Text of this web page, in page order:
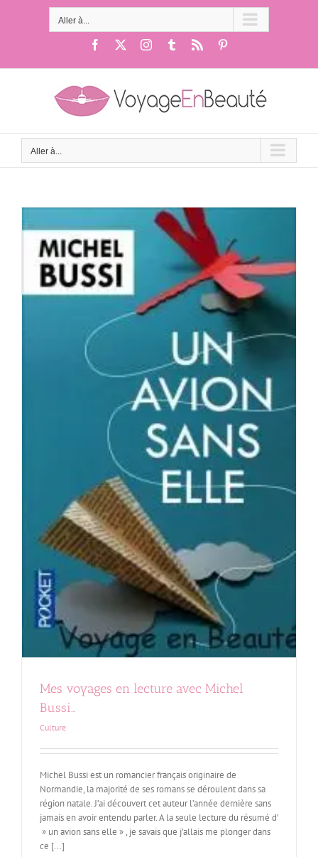
Aller à...
Facebook Instagram
Tumblr
Aller à...
Mes voyages en lecture avec Michel
Bussi…
Culture
Michel Bussi est un romancier français originaire de
Normandie, la majorité de ses romans se déroulent dans sa
région natale. J’ai découvert cet auteur l’année dernière sans
jamais en avoir entendu parler. A la seule lecture du résumé d’
» un avion sans elle » , je savais que j’allais me plonger dans
ce [...]